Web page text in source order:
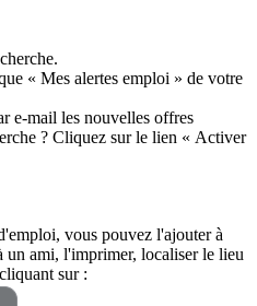
« Mes alertes emploi » de votre
e-mail les nouvelles offres
? Cliquez sur le lien « Activer
vous pouvez l'ajouter à
un ami, l'imprimer, localiser le lieu
sur :